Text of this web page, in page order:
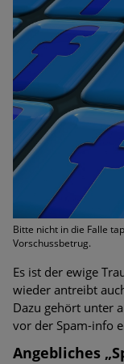
Digitale Assets
Bedrohungen
Ungebremster
Unternehmen
unterschätzen
Weiterentwicklung
Experten vor
Phishing-Trend:
Harpoon Whaling?
Aktuelle Phishing-
Amazon hat nun
Fake-
Nutzer im Visier
Cyber Experience
Bitte nicht in die Falle
Vorschussbetrug.
Es ist der ewige
wieder antreibt
Dazu gehört unter
vor der Spam-info
Angebliches